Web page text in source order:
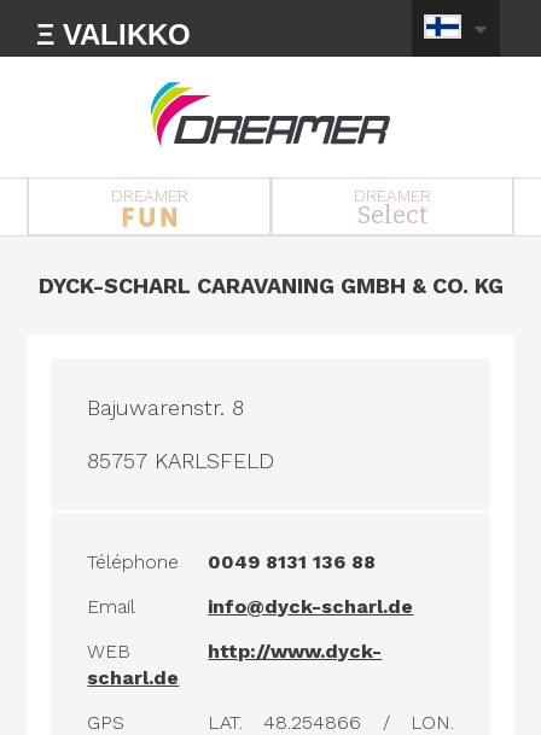
Ξ VALIKKO
DREAMER DREAMER
Select
DYCK-SCHARL CARAVANING GMBH & CO. KG
Bajuwarenstr. 8
85757 KARLSFELD
Téléphone
0049 8131 136 88
Email
info@dyck-scharl.de
WEB
http://www.dyck-
scharl.de
GPS
LAT. 48.254866 / LON.